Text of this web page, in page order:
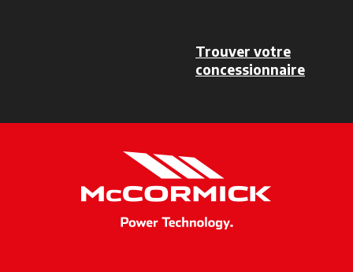
Trouver votre
concessionnaire